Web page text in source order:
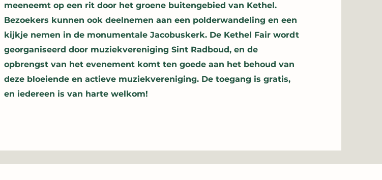
meeneemt op een rit door het groene buitengebied van Kethel.
Bezoekers kunnen ook deelnemen aan een polderwandeling en een
kijkje nemen in de monumentale Jacobuskerk. De Kethel Fair wordt
georganiseerd door muziekvereniging Sint Radboud, en de
opbrengst van het evenement komt ten goede aan het behoud van
deze bloeiende en actieve muziekvereniging. De toegang is gratis,
en iedereen is van harte welkom!